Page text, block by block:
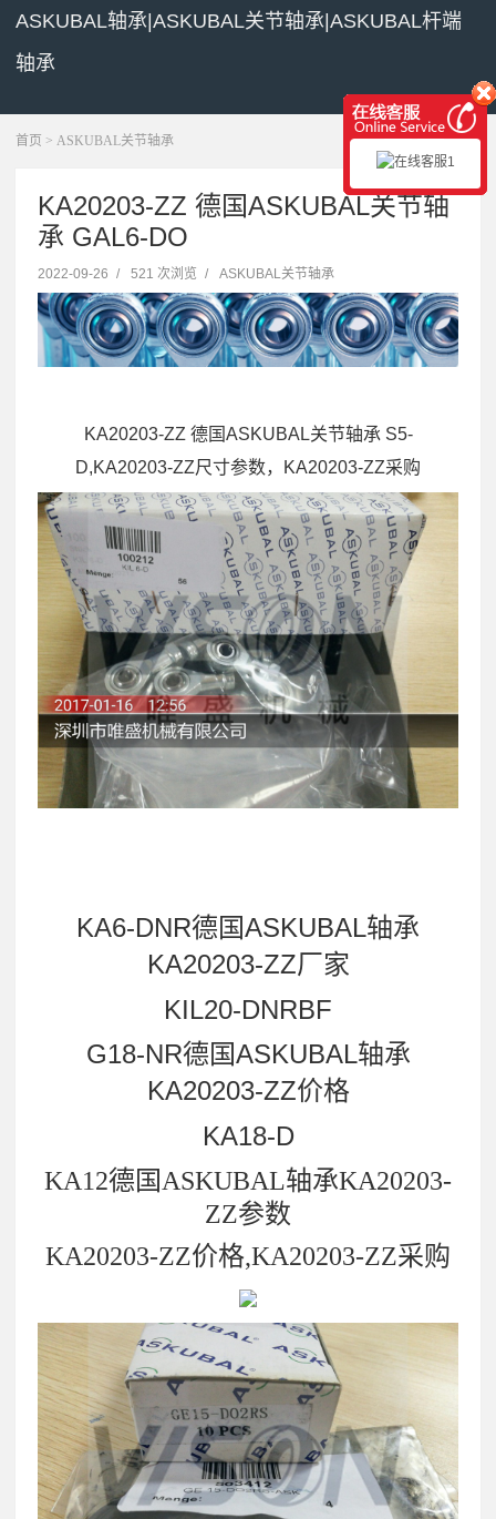
ASKUBAL轴承|ASKUBAL关节轴承|ASKUBAL杆端
轴承
展开菜单
首页 > ASKUBAL关节轴承
KA20203-ZZ 德国ASKUBAL关节轴
承 GAL6-DO
2022-09-26 / 521 次浏览 / ASKUBAL关节轴承
KA20203-ZZ 德国ASKUBAL关节轴承 S5-
D,KA20203-ZZ尺寸参数，KA20203-ZZ采购
KA6-DNR德国ASKUBAL轴承
KA20203-ZZ厂家
KIL20-DNRBF
G18-NR德国ASKUBAL轴承
KA20203-ZZ价格
KA18-D
KA12德国ASKUBAL轴承KA20203-
ZZ参数
KA20203-ZZ价格,KA20203-ZZ采购